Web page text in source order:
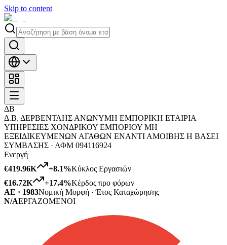
Skip to content
ΔΒ
Δ.Β. ΔΕΡΒΕΝΤΛΗΣ ΑΝΩΝΥΜΗ ΕΜΠΟΡΙΚΗ ΕΤΑΙΡΙΑ
ΥΠΗΡΕΣΙΕΣ ΧΟΝΔΡΙΚΟΥ ΕΜΠΟΡΙΟΥ ΜΗ
ΕΞΕΙΔΙΚΕΥΜΕΝΩΝ ΑΓΑΘΩΝ ΕΝΑΝΤΙ ΑΜΟΙΒΗΣ Η ΒΑΣΕΙ
ΣΥΜΒΑΣΗΣ · ΑΦΜ 094116924
Ενεργή
€419.96K
+8.1%Κύκλος Εργασιών
€16.72K
+17.4%Κέρδος προ φόρων
ΑΕ · 1983Νομική Μορφή · Έτος Καταχώρησης
N/AΕΡΓΑΖΟΜΕΝΟΙ